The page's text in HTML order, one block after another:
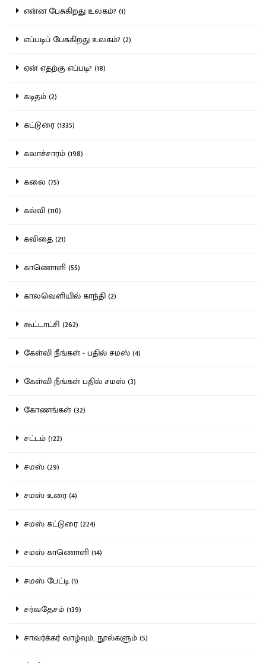
என்ன பேசுகிறது உலகம்? (1)
எப்படிப் பேசுகிறது உலகம்? (2)
ஏன் எதற்கு எப்படி? (18)
கடிதம் (2)
கட்டுரை (1335)
கலாச்சாரம் (198)
கலை (75)
கல்வி (110)
கவிதை (21)
காணொளி (55)
காலவெளியில் காந்தி (2)
கூட்டாட்சி (262)
கேள்வி நீங்கள் - பதில் சமஸ் (4)
கேள்வி நீங்கள் பதில் சமஸ் (3)
கோணங்கள் (32)
சட்டம் (122)
சமஸ் (29)
சமஸ் உரை (4)
சமஸ் கட்டுரை (224)
சமஸ் காணொளி (14)
சமஸ் பேட்டி (1)
சர்வதேசம் (139)
சாவர்க்கர் வாழ்வும், நூல்களும் (5)